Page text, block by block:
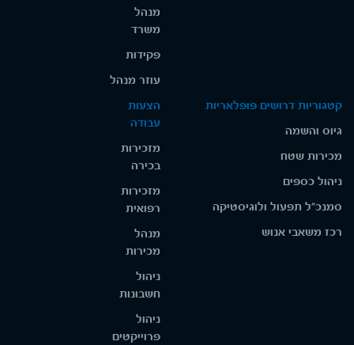
מנהל
משרד
פקידות
עוזר מנהל
קטגוריות דרושים פופלאריות
גיוס והשמה
מכירות שטח
ניהול כספים
סמנכ"ל תפעול ולוגיסטיקה
רכז משאבי אנוש
הצעות
עבודה
מזכירות
בכירה
מזכירות
רפואית
מנהל
מכירות
ניהול
חשבונות
ניהול
פרוייקטים